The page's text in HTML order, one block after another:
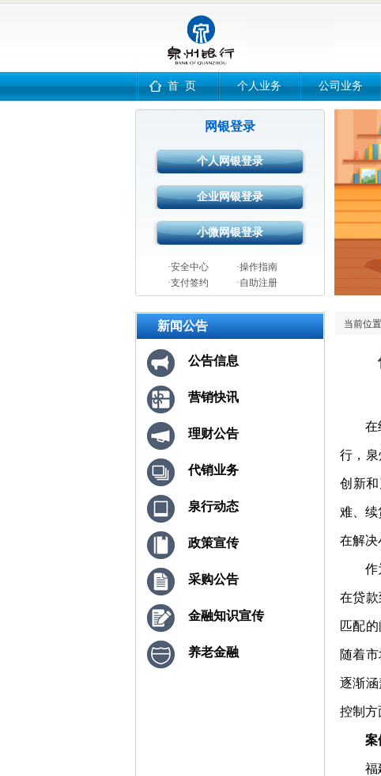
个人业务 公司业务
首 页
网银登录
·安全中心
·操作指南
·支付签约
·自助注册
新闻公告
公告信息
营销快讯
理财公告
代销业务
泉行动态
政策宣传
采购公告
金融知识宣传
养老金融
当前位
在
行，
创新
难、续
在解决
作
在贷
匹配
随着
逐渐
控制方
案
福